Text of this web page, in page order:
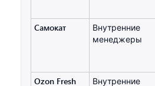
Самокат
Внутренние
менеджеры
Ozon Fresh Внутренние